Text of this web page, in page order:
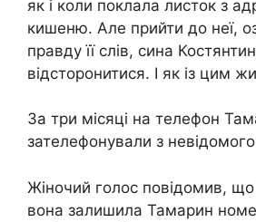
як і коли поклала листок з
кишеню. Але прийти до неї,
правду її слів, сина
відсторонитися. І як із цим
За три місяці на телефон
зателефонували з
Жіночий голос повідомив,
вона залишила Тамарин